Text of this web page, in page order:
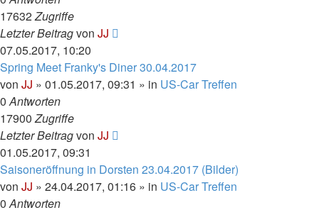
17632Zugriffe
Letzter Beitragvon JJ
07.05.2017, 10:20
Spring Meet Franky's Diner 30.04.2017
von JJ » 01.05.2017, 09:31 » in US-Car Treffen
0Antworten
17900Zugriffe
Letzter Beitragvon JJ
01.05.2017, 09:31
Saisoneröffnung in Dorsten 23.04.2017 (Bilder)
von JJ » 24.04.2017, 01:16 » in US-Car Treffen
0Antworten